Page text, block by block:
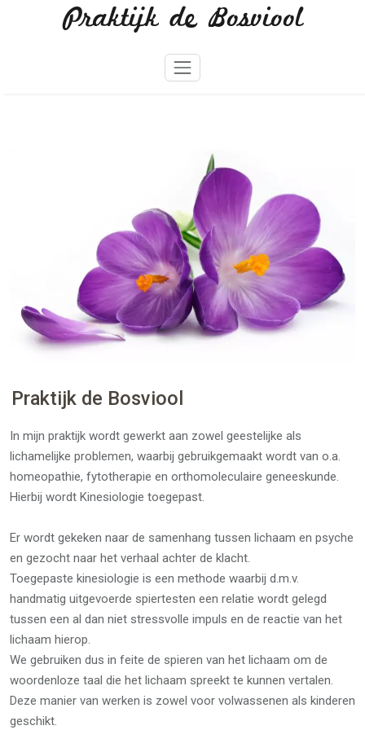
Praktijk de Bosviool
Praktijk de Bosviool
In mijn praktijk wordt gewerkt aan zowel geestelijke als
lichamelijke problemen, waarbij gebruikgemaakt wordt van o.a.
homeopathie, fytotherapie en orthomoleculaire geneeskunde.
Hierbij wordt Kinesiologie toegepast.
Er wordt gekeken naar de samenhang tussen lichaam en psyche
en gezocht naar het verhaal achter de klacht.
Toegepaste kinesiologie is een methode waarbij d.m.v.
handmatig uitgevoerde spiertesten een relatie wordt gelegd
tussen een al dan niet stressvolle impuls en de reactie van het
lichaam hierop.
We gebruiken dus in feite de spieren van het lichaam om de
woordenloze taal die het lichaam spreekt te kunnen vertalen.
Deze manier van werken is zowel voor volwassenen als kinderen
geschikt.